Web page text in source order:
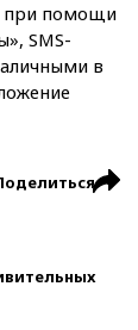
при помощи
SMS-
в